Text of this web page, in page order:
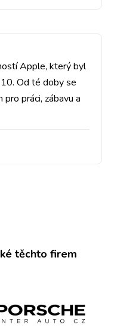
Apple, který byl
Od té doby se
práci, zábavu a
těchto firem